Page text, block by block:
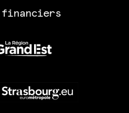
financiers